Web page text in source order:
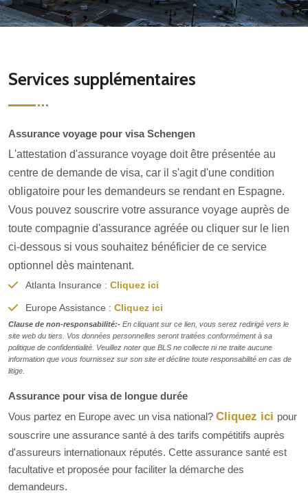
Services supplémentaires
Assurance voyage pour visa Schengen
L'attestation d'assurance voyage doit être présentée au
centre de demande de visa, car il s'agit d'une condition
obligatoire pour les demandeurs se rendant en Espagne.
Vous pouvez souscrire votre assurance voyage auprès de
toute compagnie d'assurance agréée ou cliquer sur le lien
ci-dessous si vous souhaitez bénéficier de ce service
optionnel dès maintenant.
Atlanta Insurance : Cliquez ici
Europe Assistance : Cliquez ici
Clause de non-responsabilité:- En cliquant sur ce lien, vous serez redirigé vers le
site web du tiers. Vos données personnelles seront traitées conformément à sa
politique de confidentialité. Veuillez noter que BLS ne collecte ni ne traite aucune
information que vous fournissez sur son site et décline toute responsabilité en cas de
litige.
Assurance pour visa de longue durée
Vous partez en Europe avec un visa national? Cliquez ici pour
souscrire une assurance santé à des tarifs compétitifs auprès
d'assureurs internationaux réputés. Cette assurance santé est
facultative et proposée pour faciliter la démarche des
demandeurs.